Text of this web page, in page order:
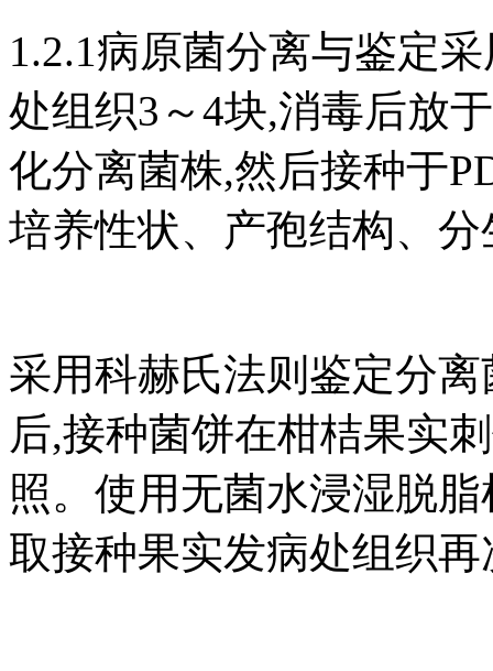
1.2.1病原菌分离与鉴定
处组织3～4块,消毒后放
化分离菌株,然后接种于
培养性状、产孢结构、
采用科赫氏法则鉴定分
后,接种菌饼在柑桔果实
照。使用无菌水浸湿脱
取接种果实发病处组织